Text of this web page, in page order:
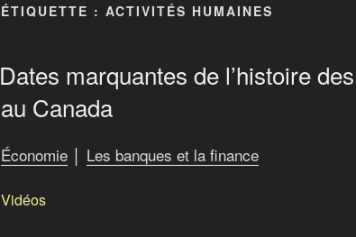
ÉTIQUETTE : ACTIVITÉS HUMAINES
Dates marquantes de l’histoire
au Canada
Économie │ Les banques et la finance
Vidéos